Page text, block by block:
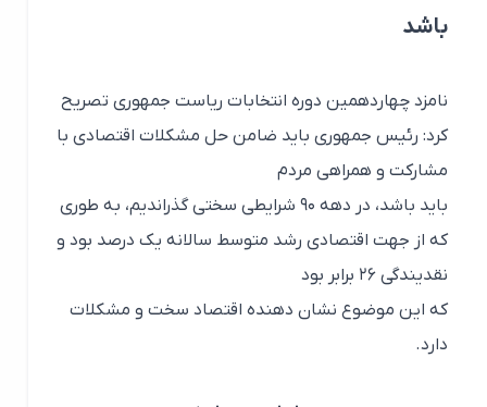
باشد
نامزد چهاردهمین دوره انتخابات ریاست جمهوری تصریح
کرد: رئیس جمهوری باید ضامن حل مشکلات اقتصادی با
مشارکت و همراهی مردم
باید باشد، در دهه ۹۰ شرایطی سختی گذراندیم، به طوری
که از جهت اقتصادی رشد متوسط سالانه یک درصد بود و
نقدیندگی ۲۶ برابر بود
که این موضوع نشان دهنده اقتصاد سخت و مشکلات